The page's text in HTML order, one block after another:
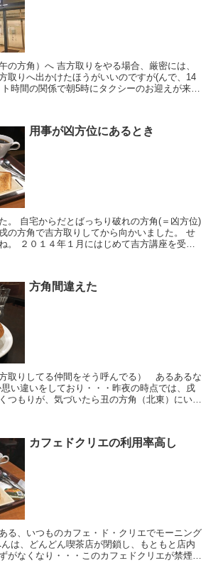
の方角）へ 吉方取りをやる場合、厳密には、
取りへ出かけたほうがいいのですが(んで、14
時間の関係で朝5時にタクシーのお迎えが来た
用事が凶方位にあるとき
。 自宅からだとばっちり破れの方角(＝凶方位)
の方角で吉方取りしてから向かいました。 せ
座を受け
方角間違えた
取りしてる仲間をそう呼んでる） あるあるな
つもりが、気づいたら丑の方角（北東）にい
カフェドクリエの利用率高し
る、いつものカフェ・ド・クリエでモーニング
がなくなり・・・このカフェドクリエが禁煙に